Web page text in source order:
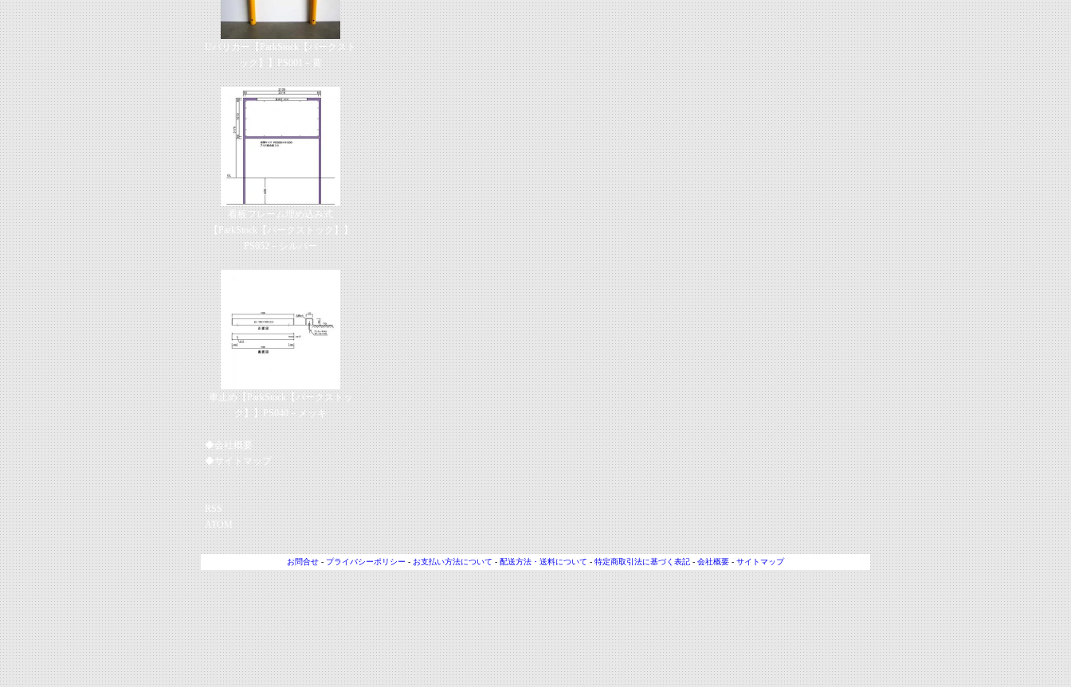
Uバリカー【ParkStock【パークスト
ック】】PS001－黄
看板フレーム埋め込み式
【ParkStock【パークストック】】
PS052－シルバー
車止め【ParkStock【パークストッ
ク】】PS040－メッキ
◆会社概要
◆サイトマップ
RSS
ATOM
お問合せ - プライバシーポリシー - お支払い方法について - 配送方法・送料について - 特定商取引法に基づく表記 - 会社概要 - サイトマップ